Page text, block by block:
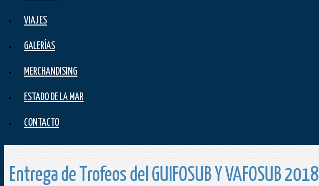
VIAJES
GALERÍAS
MERCHANDISING
ESTADO DE LA MAR
CONTACTO
Entrega de Trofeos del GUIFOSUB Y VAFOSUB 2018